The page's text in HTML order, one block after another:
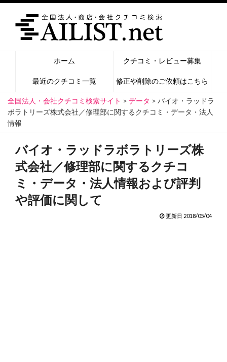
ホーム クチコミ・レビュー募集
最近のクチコミ一覧 修正や削除のご依頼はこちら
全国法人・会社クチコミ検索サイト > データ > バイオ・ラッドラ
ボラトリーズ株式会社／修理部に関するクチコミ・データ・法人
情報
バイオ・ラッドラボラトリーズ株
式会社／修理部に関するクチコ
ミ・データ・法人情報および評判
や評価に関して
更新日 2018/05/04